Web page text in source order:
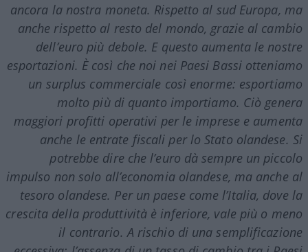
ancora la nostra moneta. Rispetto al sud Europa, ma
anche rispetto al resto del mondo, grazie al cambio
dell’euro più debole. E questo aumenta le nostre
esportazioni. È così che noi nei Paesi Bassi otteniamo
un surplus commerciale così enorme: esportiamo
molto più di quanto importiamo. Ciò genera
maggiori profitti operativi per le imprese e aumenta
anche le entrate fiscali per lo Stato olandese. Si
potrebbe dire che l’euro dà sempre un piccolo
impulso non solo all’economia olandese, ma anche al
tesoro olandese. Per un paese come l’Italia, dove la
crescita della produttività è inferiore, vale più o meno
il contrario. A rischio di una semplificazione